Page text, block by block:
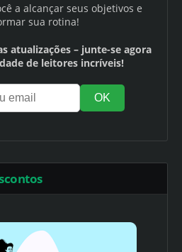
a alcançar seus objetivos e
sua rotina!
atualizações – junte-se agora
de leitores incríveis!